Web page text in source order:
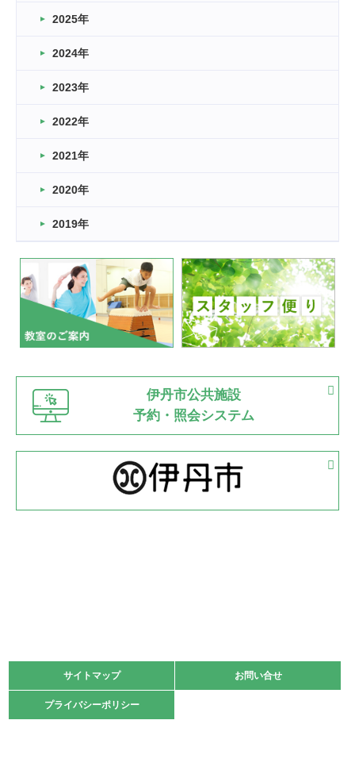
車いすバスケとRくんのお話
卒業・卒園の季節★
2026.03.11
緑ケ丘体育館
2022.11.03
緑ケ丘体育館
いたっぼーる大会☆彡
緑ケ丘体育館
2022.07.03
市内総合体育大会が開始
緑ケ丘体育館 猪名川運動広場
古池運動広場
2022.06.12
県知事杯争奪バレーボール大会が開催
緑ケ丘体育館
2022.05.05
体育協会長杯 バドミントン競技の部
2022.05.22
緑ケ丘体育館
2021.10.23
卓球選手権大会ラージボールの部開催☆
2025年
2024年
2023年
2022年
2021年
2020年
2019年
伊丹市公共施設
予約・照会システム
サイトマップ お問い合せ
プライバシーポリシー
サイトマップ お問い合せ
プライバシーポリシー